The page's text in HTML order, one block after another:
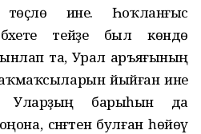
төҫлө ине. Һоҡланғыс
тейҙе был көндө
та, Урал аръяғының
йыйған ине
Уларҙың барыһын да
сәнғәтенә булған һөйөү